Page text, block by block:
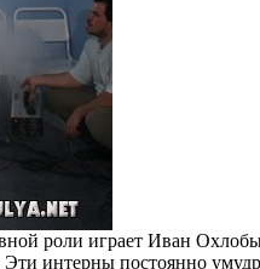
роли играет Иван
интерны постоянно